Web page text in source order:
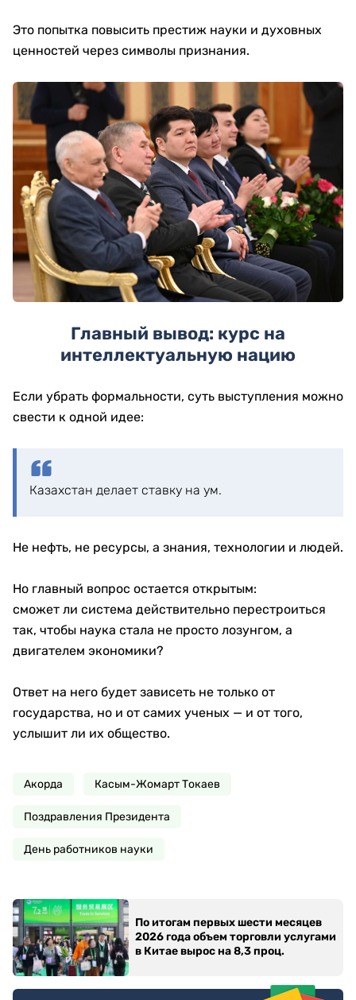
Это попытка повысить престиж науки и духовных
ценностей через символы признания.
Главный вывод: курс на
интеллектуальную нацию
Если убрать формальности, суть выступления можно
свести к одной идее:
Казахстан делает ставку на ум.
Не нефть, не ресурсы, а знания, технологии и людей.
Но главный вопрос остается открытым:
сможет ли система действительно перестроиться
так, чтобы наука стала не просто лозунгом, а
двигателем экономики?
Ответ на него будет зависеть не только от
государства, но и от самих ученых — и от того,
услышит ли их общество.
Акорда Касым-Жомарт Токаев
Поздравления Президента
День работников науки
По итогам первых шести месяцев
2026 года объем торговли услугами
в Китае вырос на 8,3 проц.